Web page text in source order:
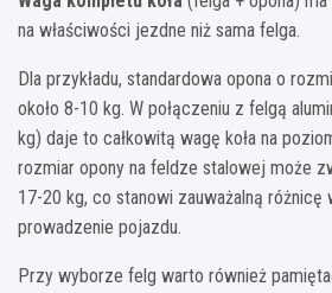
na właściwości jezdne niż sama felga.
Dla przykładu, standardowa opona o
około 8-10 kg. W połączeniu z felgą
kg) daje to całkowitą wagę koła na
rozmiar opony na feldze stalowej może
17-20 kg, co stanowi zauważalną różnicę
prowadzenie pojazdu.
Przy wyborze felg warto również